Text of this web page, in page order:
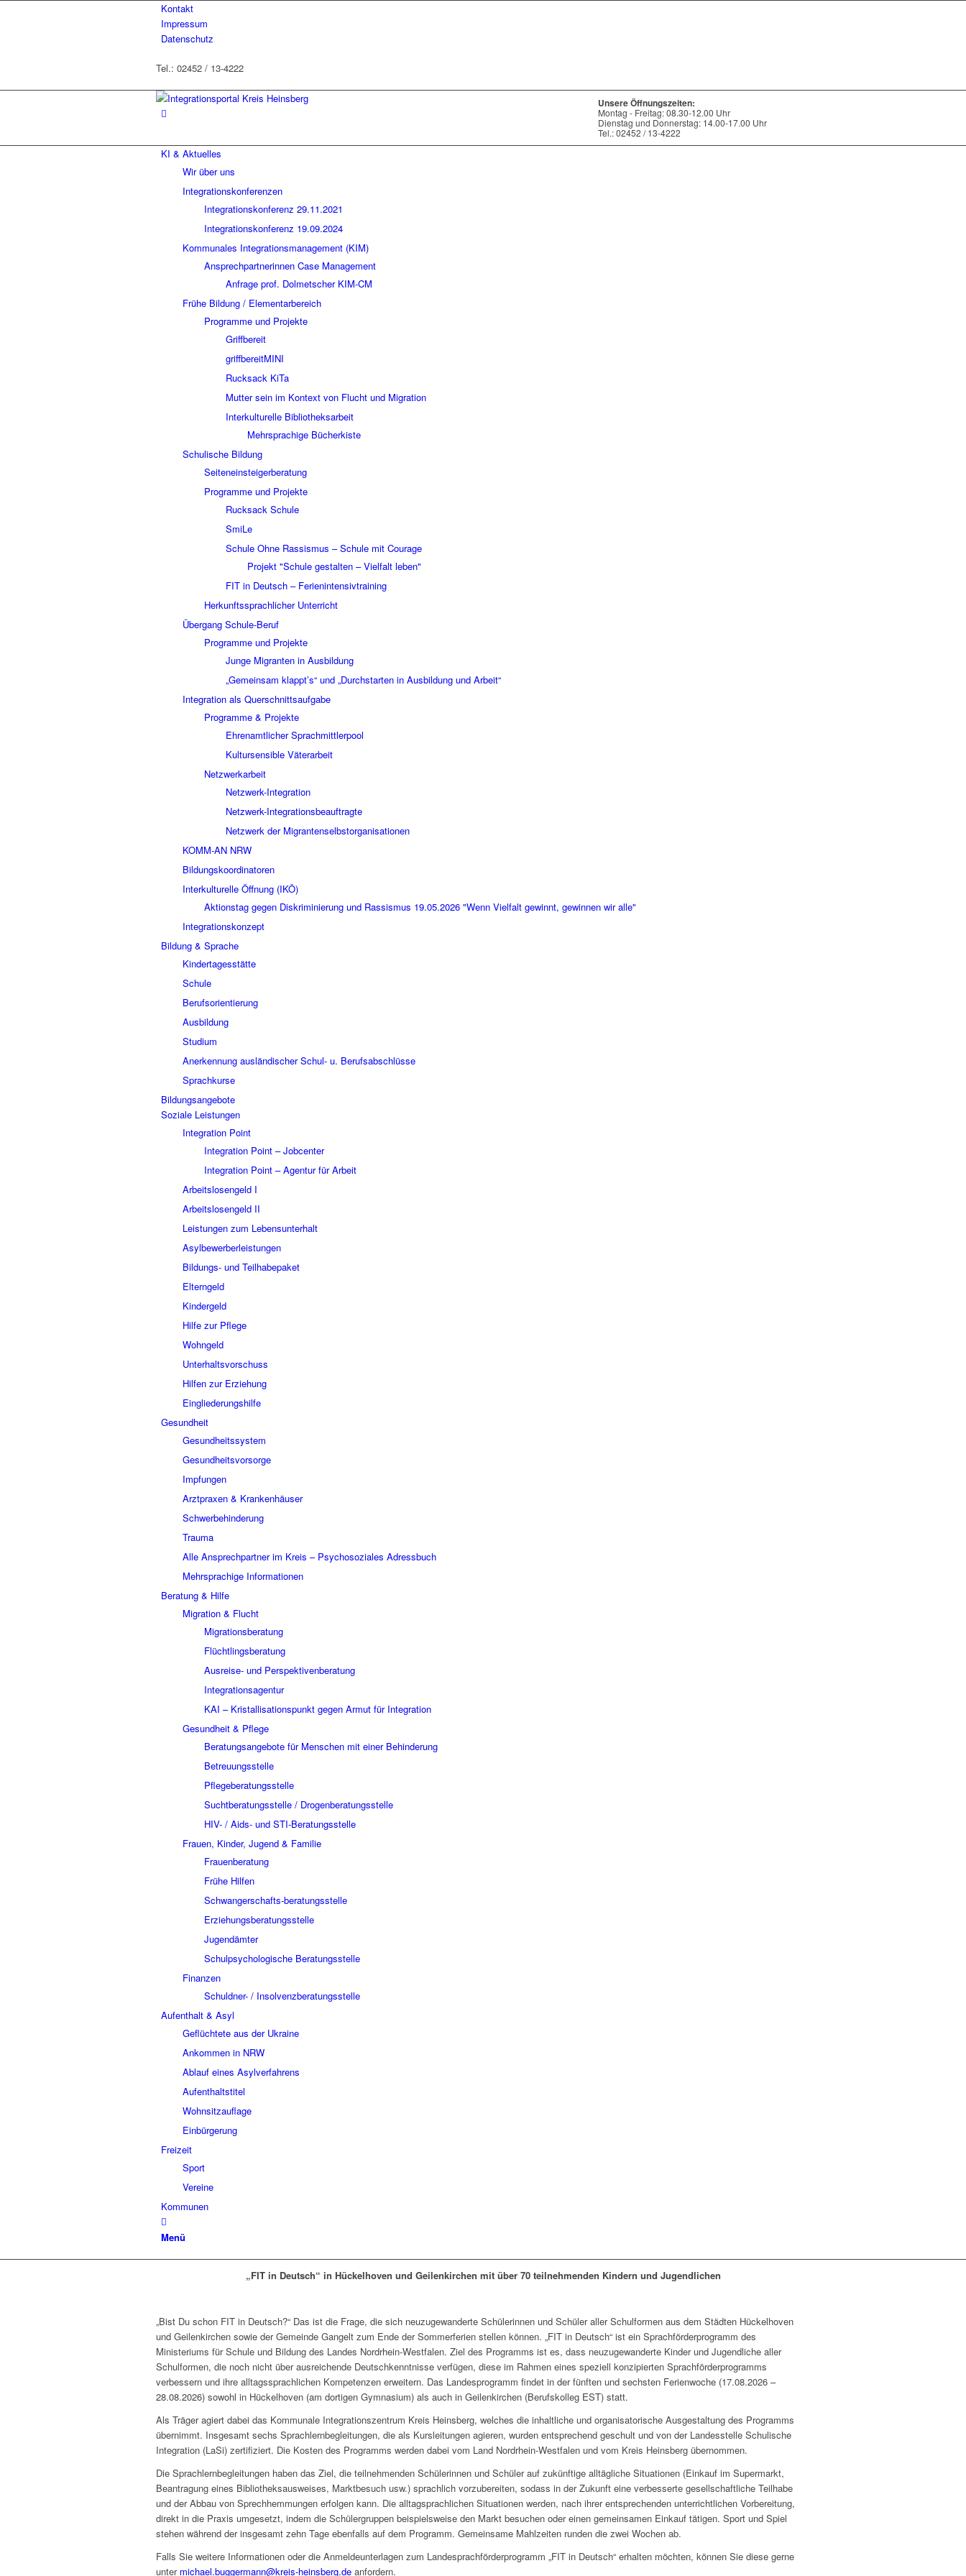
Kontakt
Impressum
Datenschutz
Tel.: 02452 / 13-4222
Unsere Öffnungszeiten:
Montag - Freitag: 08.30-12.00 Uhr
Dienstag und Donnerstag: 14.00-17.00 Uhr
Tel.: 02452 / 13-4222
KI & Aktuelles
Wir über uns
Integrationskonferenzen
Integrationskonferenz 29.11.2021
Integrationskonferenz 19.09.2024
Kommunales Integrationsmanagement (KIM)
Ansprechpartnerinnen Case Management
Anfrage prof. Dolmetscher KIM-CM
Frühe Bildung / Elementarbereich
Programme und Projekte
Griffbereit
griffbereitMINI
Rucksack KiTa
Mutter sein im Kontext von Flucht und Migration
Interkulturelle Bibliotheksarbeit
Mehrsprachige Bücherkiste
Schulische Bildung
Seiteneinsteigerberatung
Programme und Projekte
Rucksack Schule
SmiLe
Schule Ohne Rassismus – Schule mit Courage
Projekt "Schule gestalten – Vielfalt leben"
FIT in Deutsch – Ferienintensivtraining
Herkunftssprachlicher Unterricht
Übergang Schule-Beruf
Programme und Projekte
Junge Migranten in Ausbildung
„Gemeinsam klappt’s“ und „Durchstarten in Ausbildung und Arbeit“
Integration als Querschnittsaufgabe
Programme & Projekte
Ehrenamtlicher Sprachmittlerpool
Kultursensible Väterarbeit
Netzwerkarbeit
Netzwerk-Integration
Netzwerk-Integrationsbeauftragte
Netzwerk der Migrantenselbstorganisationen
KOMM-AN NRW
Bildungskoordinatoren
Interkulturelle Öffnung (IKÖ)
Aktionstag gegen Diskriminierung und Rassismus 19.05.2026 "Wenn Vielfalt gewinnt, gewinnen wir alle"
Integrationskonzept
Bildung & Sprache
Kindertagesstätte
Schule
Berufsorientierung
Ausbildung
Studium
Anerkennung ausländischer Schul- u. Berufsabschlüsse
Sprachkurse
Bildungsangebote
Soziale Leistungen
Integration Point
Integration Point – Jobcenter
Integration Point – Agentur für Arbeit
Arbeitslosengeld I
Arbeitslosengeld II
Leistungen zum Lebensunterhalt
Asylbewerberleistungen
Bildungs- und Teilhabepaket
Elterngeld
Kindergeld
Hilfe zur Pflege
Wohngeld
Unterhaltsvorschuss
Hilfen zur Erziehung
Eingliederungshilfe
Gesundheit
Gesundheitssystem
Gesundheitsvorsorge
Impfungen
Arztpraxen & Krankenhäuser
Schwerbehinderung
Trauma
Alle Ansprechpartner im Kreis – Psychosoziales Adressbuch
Mehrsprachige Informationen
Beratung & Hilfe
Migration & Flucht
Migrationsberatung
Flüchtlingsberatung
Ausreise- und Perspektivenberatung
Integrationsagentur
KAI – Kristallisationspunkt gegen Armut für Integration
Gesundheit & Pflege
Beratungsangebote für Menschen mit einer Behinderung
Betreuungsstelle
Pflegeberatungsstelle
Suchtberatungsstelle / Drogenberatungsstelle
HIV- / Aids- und STI-Beratungsstelle
Frauen, Kinder, Jugend & Familie
Frauenberatung
Frühe Hilfen
Schwangerschafts-beratungsstelle
Erziehungsberatungsstelle
Jugendämter
Schulpsychologische Beratungsstelle
Finanzen
Schuldner- / Insolvenzberatungsstelle
Aufenthalt & Asyl
Geflüchtete aus der Ukraine
Ankommen in NRW
Ablauf eines Asylverfahrens
Aufenthaltstitel
Wohnsitzauflage
Einbürgerung
Freizeit
Sport
Vereine
Kommunen
Menü
„FIT in Deutsch“ in Hückelhoven und Geilenkirchen mit über 70 teilnehmenden Kindern und Jugendlichen
„Bist Du schon FIT in Deutsch?“ Das ist die Frage, die sich neuzugewanderte Schülerinnen und Schüler aller Schulformen aus dem Städten Hückelhoven
und Geilenkirchen sowie der Gemeinde Gangelt zum Ende der Sommerferien stellen können. „FIT in Deutsch“ ist ein Sprachförderprogramm des
Ministeriums für Schule und Bildung des Landes Nordrhein-Westfalen. Ziel des Programms ist es, dass neuzugewanderte Kinder und Jugendliche aller
Schulformen, die noch nicht über ausreichende Deutschkenntnisse verfügen, diese im Rahmen eines speziell konzipierten Sprachförderprogramms
verbessern und ihre alltagssprachlichen Kompetenzen erweitern. Das Landesprogramm findet in der fünften und sechsten Ferienwoche (17.08.2026 –
28.08.2026) sowohl in Hückelhoven (am dortigen Gymnasium) als auch in Geilenkirchen (Berufskolleg EST) statt.
Als Träger agiert dabei das Kommunale Integrationszentrum Kreis Heinsberg, welches die inhaltliche und organisatorische Ausgestaltung des Programms
übernimmt. Insgesamt sechs Sprachlernbegleitungen, die als Kursleitungen agieren, wurden entsprechend geschult und von der Landesstelle Schulische
Integration (LaSi) zertifiziert. Die Kosten des Programms werden dabei vom Land Nordrhein-Westfalen und vom Kreis Heinsberg übernommen.
Die Sprachlernbegleitungen haben das Ziel, die teilnehmenden Schülerinnen und Schüler auf zukünftige alltägliche Situationen (Einkauf im Supermarkt,
Beantragung eines Bibliotheksausweises, Marktbesuch usw.) sprachlich vorzubereiten, sodass in der Zukunft eine verbesserte gesellschaftliche Teilhabe
und der Abbau von Sprechhemmungen erfolgen kann. Die alltagsprachlichen Situationen werden, nach ihrer entsprechenden unterrichtlichen Vorbereitung,
direkt in die Praxis umgesetzt, indem die Schülergruppen beispielsweise den Markt besuchen oder einen gemeinsamen Einkauf tätigen. Sport und Spiel
stehen während der insgesamt zehn Tage ebenfalls auf dem Programm. Gemeinsame Mahlzeiten runden die zwei Wochen ab.
Falls Sie weitere Informationen oder die Anmeldeunterlagen zum Landesprachförderprogramm „FIT in Deutsch“ erhalten möchten, können Sie diese gerne
unter michael.buggermann@kreis-heinsberg.de anfordern.